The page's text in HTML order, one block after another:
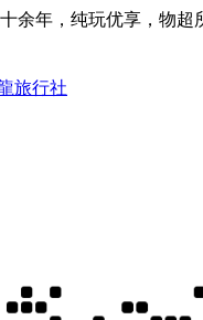
余年，纯玩优享，物超
旅行社